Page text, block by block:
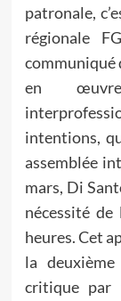
patronale,
régionale
communiqué
en
intentions,
assemblée
mars, Di
nécessité de
heures. Cet
la
critique par